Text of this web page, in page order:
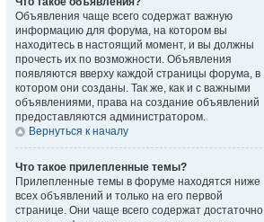
Объявления чаще всего содержат важную
информацию для форума, на котором вы
находитесь в настоящий момент, и вы должны
прочесть их по возможности. Объявления
появляются вверху каждой страницы форума, в
котором они созданы. Так же, как и с важными
объявлениями, права на создание объявлений
предоставляются администратором.
Вернуться к началу
Что такое прилепленные темы?
Прилепленные темы в форуме находятся ниже
всех объявлений и только на его первой
странице. Они чаще всего содержат достаточно